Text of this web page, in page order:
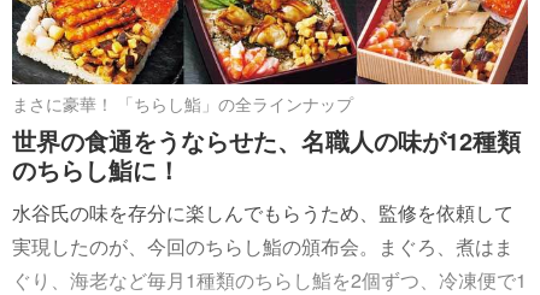
まさに豪華！ 「ちらし鮨」の全ラインナップ
世界の食通をうならせた、名職人の味が12種類
のちらし鮨に！
水谷氏の味を存分に楽しんでもらうため、監修を依頼して
実現したのが、今回のちらし鮨の頒布会。まぐろ、煮はま
ぐり、海老など毎月1種類のちらし鮨を2個ずつ、冷凍便で1